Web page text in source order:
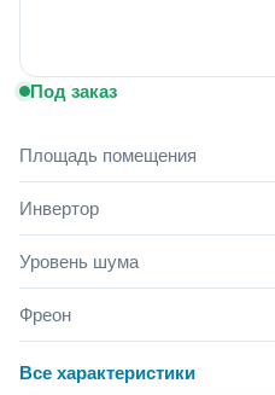
Под заказ
Площадь помещения
Инвертор
Уровень шума
Фреон
Все характеристики